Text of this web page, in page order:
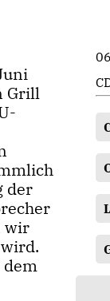
Grill
der
wir
dem